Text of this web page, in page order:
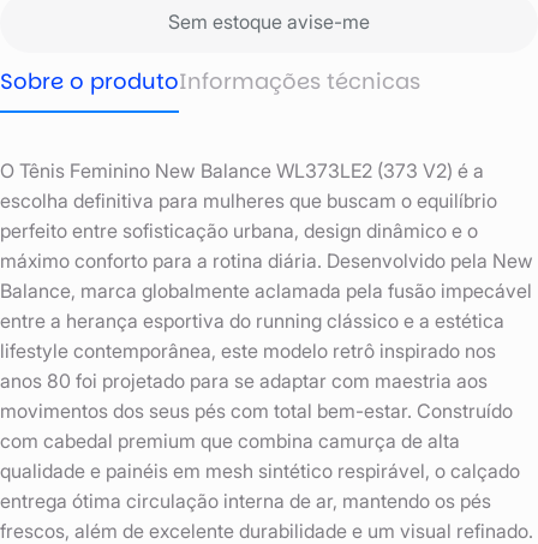
Sem estoque avise-me
Sobre o produtoInformações técnicas
O Tênis Feminino New Balance WL373LE2 (373 V2) é a
escolha definitiva para mulheres que buscam o equilíbrio
perfeito entre sofisticação urbana, design dinâmico e o
máximo conforto para a rotina diária. Desenvolvido pela New
Balance, marca globalmente aclamada pela fusão impecável
entre a herança esportiva do running clássico e a estética
lifestyle contemporânea, este modelo retrô inspirado nos
anos 80 foi projetado para se adaptar com maestria aos
movimentos dos seus pés com total bem-estar. Construído
com cabedal premium que combina camurça de alta
qualidade e painéis em mesh sintético respirável, o calçado
entrega ótima circulação interna de ar, mantendo os pés
frescos, além de excelente durabilidade e um visual refinado.